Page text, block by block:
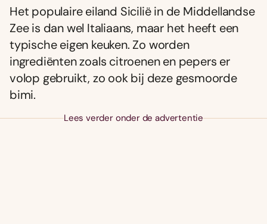
Het populaire eiland Sicilië in de Middellandse
Zee is dan wel Italiaans, maar het heeft een
typische eigen keuken. Zo worden
ingrediënten zoals citroenen en pepers er
volop gebruikt, zo ook bij deze gesmoorde
bimi.
Lees verder onder de advertentie